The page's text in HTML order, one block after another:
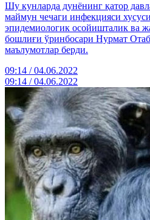
Шу кунларда дунёнинг қатор
маймун чечаги инфекцияси
эпидемиологик осойишталик ва
бошлиғи ўринбосари Нурмат
маълумотлар берди.
09:14 / 04.06.2022
09:14 / 04.06.2022